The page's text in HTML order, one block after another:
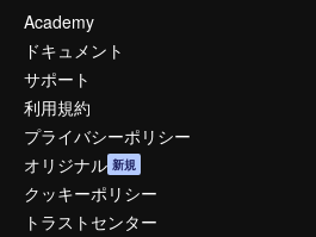
Academy
ドキュメント
サポート
利用規約
プライバシーポリシー
オリジナル 新規
クッキーポリシー
トラストセンター